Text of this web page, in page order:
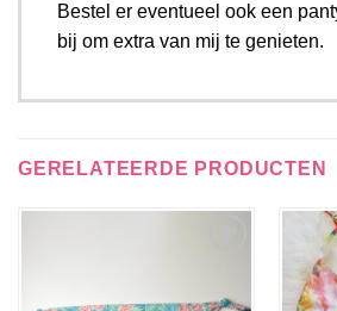
Bestel er eventueel ook een
bij om extra van mij te genieten.
GERELATEERDE PRODUCTEN
toevoegen